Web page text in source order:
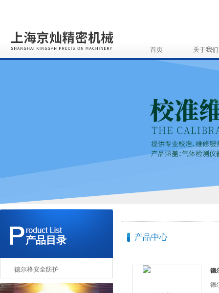
首页 关于我们
产品目录
德尔格安全防护
产品中心
德
罐
德